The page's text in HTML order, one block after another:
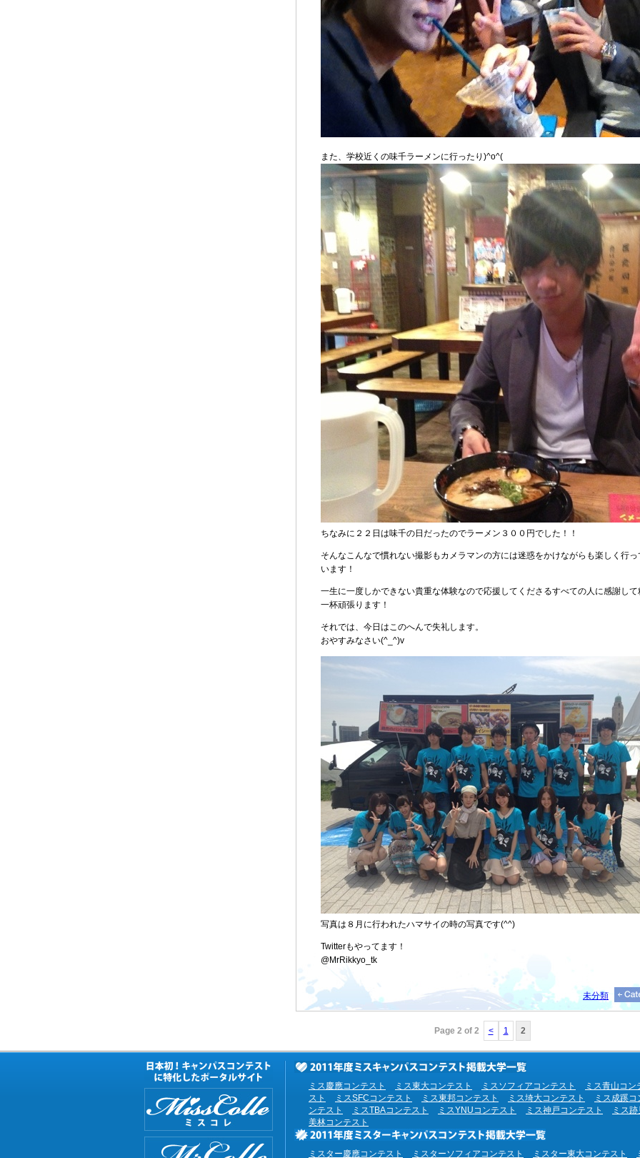
また、学校近くの味千ラーメンに行ったり)^o^(
ちなみに２２日は味千の日だったのでラーメン３００円でした！！
そんなこんなで慣れない撮影もカメラマンの方には迷惑をかけながらも楽しく行っ
います！
一生に一度しかできない貴重な体験なので応援してくださるすべての人に感謝して
一杯頑張ります！
それでは、今日はこのへんで失礼します。
おやすみなさい(^_^)v
写真は８月に行われたハマサイの時の写真です(^^)
Twitterもやってます！
@MrRikkyo_tk
未分類
Page 2 of 2 < 1 2
ミス慶應コンテスト ミス東大コンテスト ミスソフィアコンテスト
ミス青山コン
スト
ミスSFCコンテスト ミス東邦コンテスト ミス埼大コンテスト
ミス成蹊
ンテスト
ミスTBAコンテスト ミスYNUコンテスト ミス神戸コンテスト
ミス
美林コンテスト
ミスター慶應コンテスト ミスターソフィアコンテスト ミスター東大コンテスト